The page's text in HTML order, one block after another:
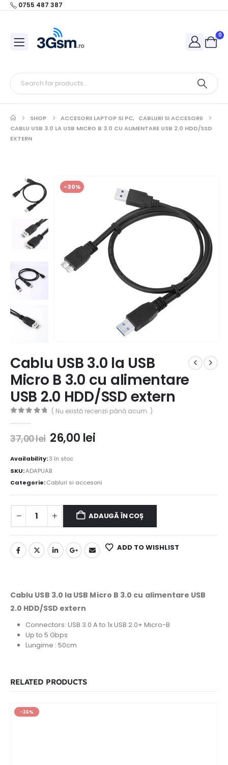
0755 487 387
0
SHOP ACCESORII LAPTOP SI PC, CABLURI SI ACCESORII
CABLU USB 3.0 LA USB MICRO B 3.0 CU ALIMENTARE USB 2.0 HDD/SSD
EXTERN
-30%
Cablu USB 3.0 la USB
Micro B 3.0 cu alimentare
USB 2.0 HDD/SSD extern
( Nu există recenzii până acum. )
37,00lei 26,00 lei
Availability:3 în stoc
SKU:ADAPUAB
Categorie:Cabluri si accesorii
ADAUGĂ ÎN COȘ
ADD TO WISHLIST
Cablu USB 3.0 la USB Micro B 3.0 cu alimentare USB
2.0 HDD/SSD extern
Connectors: USB 3.0 A to 1x USB 2.0+ Micro-B
Up to 5 Gbps
Lungime : 50cm
RELATED PRODUCTS
-36%